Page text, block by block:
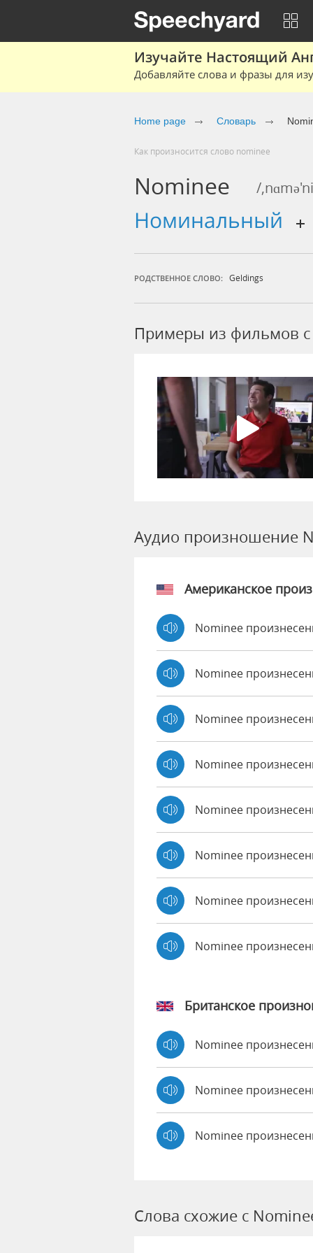
Изучайте Настоящий
Добавляйте слова и фразы для
Home page Словарь
Как произносится слово nominee
Nominee /
номинальный
РОДСТВЕННОЕ СЛОВО: Geldings
Примеры из фильмов
Аудио произношение
Американское
Nominee
Nominee
Nominee
Nominee
Nominee
Nominee
Nominee
Nominee
Британское
Nominee
Nominee
Nominee
Слова схожие с